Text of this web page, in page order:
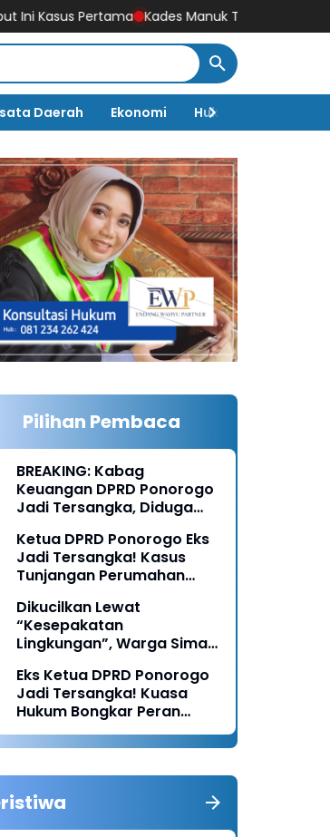
Pertama Kades Manuk Turun Tangan, Siap
Daerah Ekonomi Hukum & Kriminal
Pilihan Pembaca
BREAKING: Kabag
Keuangan DPRD Ponorogo
Jadi Tersangka, Diduga
Ketua DPRD Ponorogo Eks
Jadi Tersangka! Kasus
Tunjangan Perumahan
Dikucilkan Lewat
“Kesepakatan
Lingkungan”, Warga Siman
Upaya Pembunuhan
Karakter
Eks Ketua DPRD Ponorogo
Jadi Tersangka! Kuasa
Hukum Bongkar Peran
Perbup & Appraisal: “Kami
Uji Prosesnya”